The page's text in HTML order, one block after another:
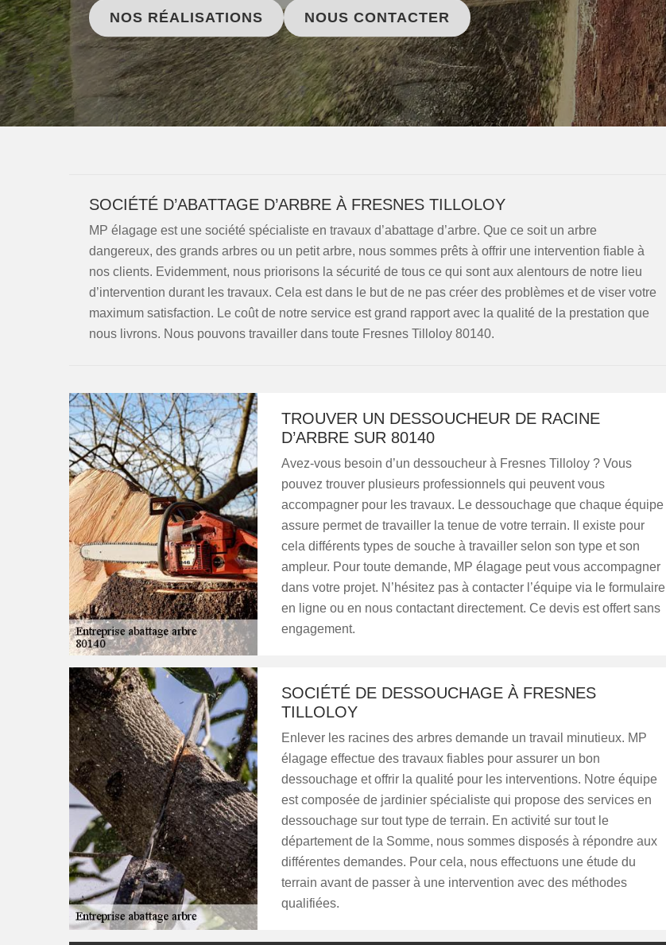
NOS RÉALISATIONS NOUS CONTACTER
SOCIÉTÉ D’ABATTAGE D’ARBRE À FRESNES TILLOLOY
MP élagage est une société spécialiste en travaux d’abattage d’arbre. Que ce soit un arbre
dangereux, des grands arbres ou un petit arbre, nous sommes prêts à offrir une intervention fiable à
nos clients. Evidemment, nous priorisons la sécurité de tous ce qui sont aux alentours de notre lieu
d’intervention durant les travaux. Cela est dans le but de ne pas créer des problèmes et de viser votre
maximum satisfaction. Le coût de notre service est grand rapport avec la qualité de la prestation que
nous livrons. Nous pouvons travailler dans toute Fresnes Tilloloy 80140.
TROUVER UN DESSOUCHEUR DE RACINE
D’ARBRE SUR 80140
Avez-vous besoin d’un dessoucheur à Fresnes Tilloloy ? Vous
pouvez trouver plusieurs professionnels qui peuvent vous
accompagner pour les travaux. Le dessouchage que chaque équipe
assure permet de travailler la tenue de votre terrain. Il existe pour
cela différents types de souche à travailler selon son type et son
ampleur. Pour toute demande, MP élagage peut vous accompagner
dans votre projet. N’hésitez pas à contacter l’équipe via le formulaire
en ligne ou en nous contactant directement. Ce devis est offert sans
engagement.
SOCIÉTÉ DE DESSOUCHAGE À FRESNES
TILLOLOY
Enlever les racines des arbres demande un travail minutieux. MP
élagage effectue des travaux fiables pour assurer un bon
dessouchage et offrir la qualité pour les interventions. Notre équipe
est composée de jardinier spécialiste qui propose des services en
dessouchage sur tout type de terrain. En activité sur tout le
département de la Somme, nous sommes disposés à répondre aux
différentes demandes. Pour cela, nous effectuons une étude du
terrain avant de passer à une intervention avec des méthodes
qualifiées.